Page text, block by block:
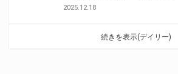
2025.12.18
続きを表示(デイリー)